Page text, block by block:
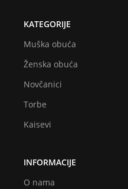
KATEGORIJE
Muška obuća
Ženska obuća
Novčanici
Torbe
Kaisevi
INFORMACIJE
O nama